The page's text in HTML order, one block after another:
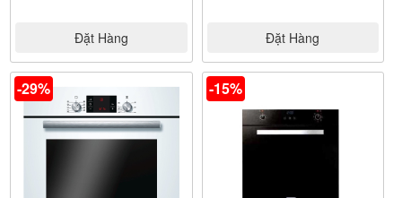
Đặt Hàng Đặt Hàng
-29% -15%